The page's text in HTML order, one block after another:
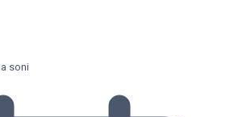
soni